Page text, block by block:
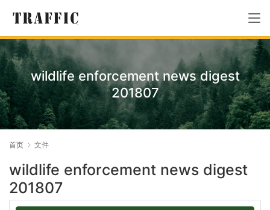
wildlife enforcement news digest
201807
首页 文件
wildlife enforcement news digest
201807